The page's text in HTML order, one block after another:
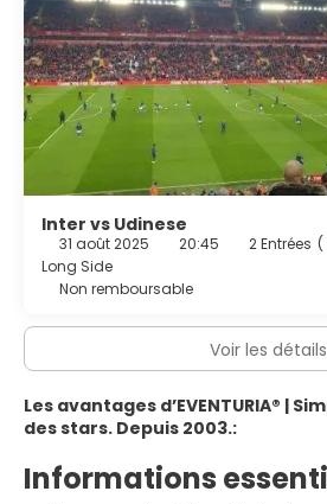
Inter vs Udinese
31 août 2025 20:45 2 Entrées (
Long Side
Non remboursable
Voir les détails
Les avantages d’EVENTURIA® |
des stars. Depuis 2003.:
Informations